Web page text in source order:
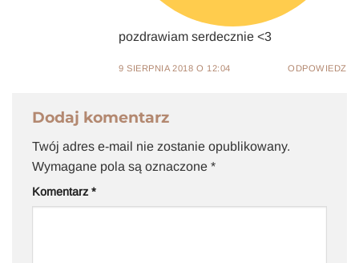
pozdrawiam serdecznie <3
9 SIERPNIA 2018 O 12:04 ODPOWIEDZ
Dodaj komentarz
Twój adres e-mail nie zostanie opublikowany.
Wymagane pola są oznaczone *
Komentarz *